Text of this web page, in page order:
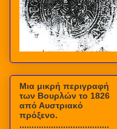
Mια μικρή περιγραφή
των Βουρλών το 1826
από Αυστριακό
πρόξενο.
.....................................